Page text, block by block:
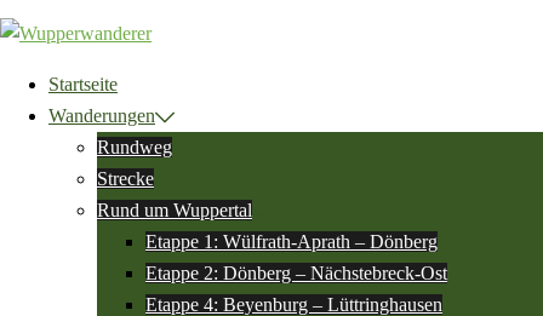
Zum
Inhalt
springenStartseite
Wanderungen
Rundweg
Strecke
Rund um Wuppertal
Etappe 1: Wülfrath-Aprath – Dönberg
Etappe 2: Dönberg – Nächstebreck-Ost
Etappe 4: Beyenburg – Lüttringhausen